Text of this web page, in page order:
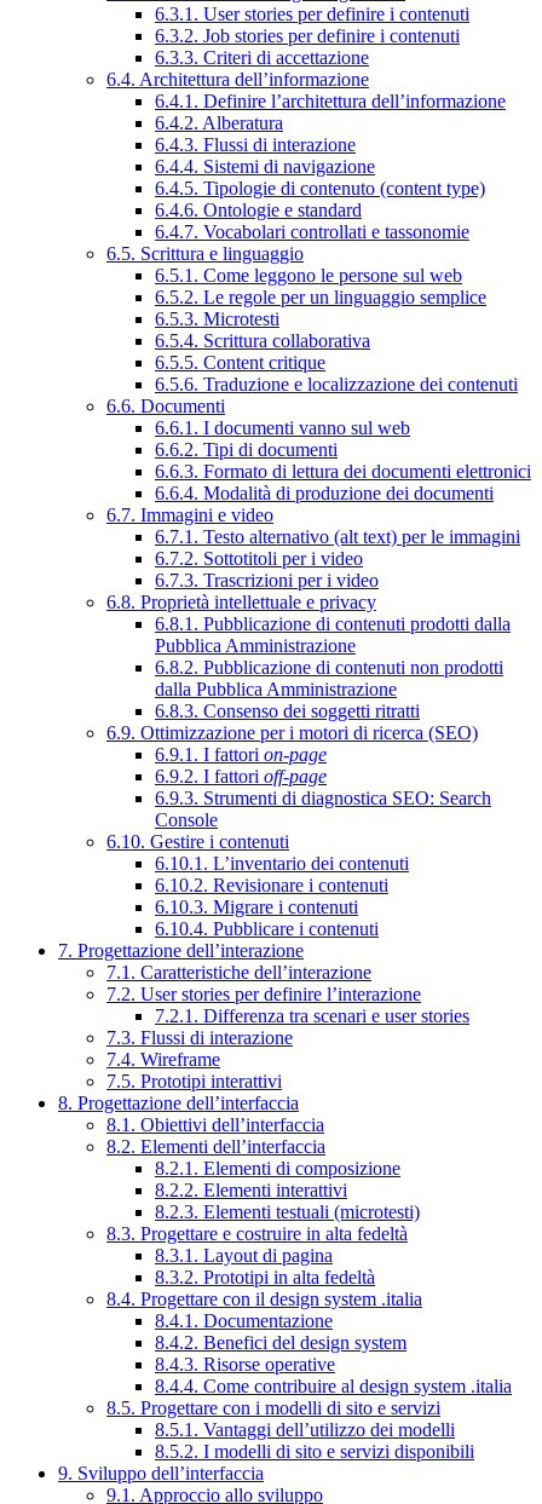
6.3.1. User stories per definire i contenuti
6.3.2. Job stories per definire i contenuti
6.3.3. Criteri di accettazione
6.4. Architettura dell’informazione
6.4.1. Definire l’architettura dell’informazione
6.4.2. Alberatura
6.4.3. Flussi di interazione
6.4.4. Sistemi di navigazione
6.4.5. Tipologie di contenuto (content type)
6.4.6. Ontologie e standard
6.4.7. Vocabolari controllati e tassonomie
6.5. Scrittura e linguaggio
6.5.1. Come leggono le persone sul web
6.5.2. Le regole per un linguaggio semplice
6.5.3. Microtesti
6.5.4. Scrittura collaborativa
6.5.5. Content critique
6.5.6. Traduzione e localizzazione dei contenuti
6.6. Documenti
6.6.1. I documenti vanno sul web
6.6.2. Tipi di documenti
6.6.3. Formato di lettura dei documenti elettronici
6.6.4. Modalità di produzione dei documenti
6.7. Immagini e video
6.7.1. Testo alternativo (alt text) per le immagini
6.7.2. Sottotitoli per i video
6.7.3. Trascrizioni per i video
6.8. Proprietà intellettuale e privacy
6.8.1. Pubblicazione di contenuti prodotti dalla
Pubblica Amministrazione
6.8.2. Pubblicazione di contenuti non prodotti
dalla Pubblica Amministrazione
6.8.3. Consenso dei soggetti ritratti
6.9. Ottimizzazione per i motori di ricerca (SEO)
6.9.1. I fattori on-page
6.9.2. I fattori off-page
6.9.3. Strumenti di diagnostica SEO: Search
Console
6.10. Gestire i contenuti
6.10.1. L’inventario dei contenuti
6.10.2. Revisionare i contenuti
6.10.3. Migrare i contenuti
6.10.4. Pubblicare i contenuti
7. Progettazione dell’interazione
7.1. Caratteristiche dell’interazione
7.2. User stories per definire l’interazione
7.2.1. Differenza tra scenari e user stories
7.3. Flussi di interazione
7.4. Wireframe
7.5. Prototipi interattivi
8. Progettazione dell’interfaccia
8.1. Obiettivi dell’interfaccia
8.2. Elementi dell’interfaccia
8.2.1. Elementi di composizione
8.2.2. Elementi interattivi
8.2.3. Elementi testuali (microtesti)
8.3. Progettare e costruire in alta fedeltà
8.3.1. Layout di pagina
8.3.2. Prototipi in alta fedeltà
8.4. Progettare con il design system .italia
8.4.1. Documentazione
8.4.2. Benefici del design system
8.4.3. Risorse operative
8.4.4. Come contribuire al design system .italia
8.5. Progettare con i modelli di sito e servizi
8.5.1. Vantaggi dell’utilizzo dei modelli
8.5.2. I modelli di sito e servizi disponibili
9. Sviluppo dell’interfaccia
9.1. Approccio allo sviluppo